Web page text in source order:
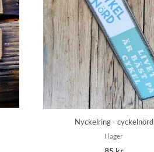
Nyckelring - cyckelnörd
I lager